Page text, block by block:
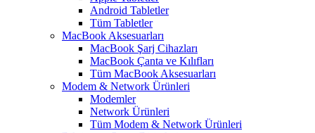
Android Tabletler
Tüm Tabletler
MacBook Aksesuarları
MacBook Şarj Cihazları
MacBook Çanta ve Kılıfları
Tüm MacBook Aksesuarları
Modem & Network Ürünleri
Modemler
Network Ürünleri
Tüm Modem & Network Ürünleri